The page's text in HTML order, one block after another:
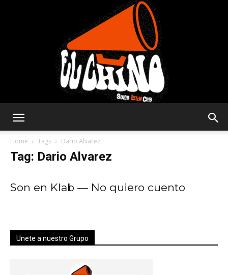
Home Tags Dario Alvarez
Tag: Dario Alvarez
Son en Klab — No quiero cuento
Unete a nuestro Grupo